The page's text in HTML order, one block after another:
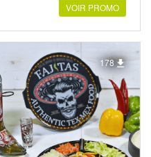
VOIR PROMO
178